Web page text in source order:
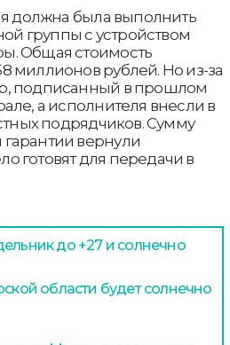
должна была выполнить
группы с устройством
Общая стоимость
миллионов рублей. Но из-за
подписанный в прошлом
а исполнителя внесли в
подрядчиков. Сумму
гарантии вернули
готовят для передачи в
до +27 и солнечно
области будет солнечно